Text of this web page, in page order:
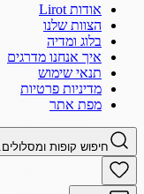
אודות Lirot
הצוות שלנו
בלוג ומדיה
איך אנחנו מדרגים
תנאי שימוש
מדיניות פרטיות
מפת אתר
חיפוש קופות ומסלולים..